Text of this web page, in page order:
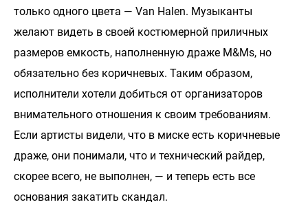
только одного цвета — Van Halen. Музыканты
желают видеть в своей костюмерной приличных
размеров емкость, наполненную драже M&Ms, но
обязательно без коричневых. Таким образом,
исполнители хотели добиться от организаторов
внимательного отношения к своим требованиям.
Если артисты видели, что в миске есть коричневые
драже, они понимали, что и технический райдер,
скорее всего, не выполнен, — и теперь есть все
основания закатить скандал.